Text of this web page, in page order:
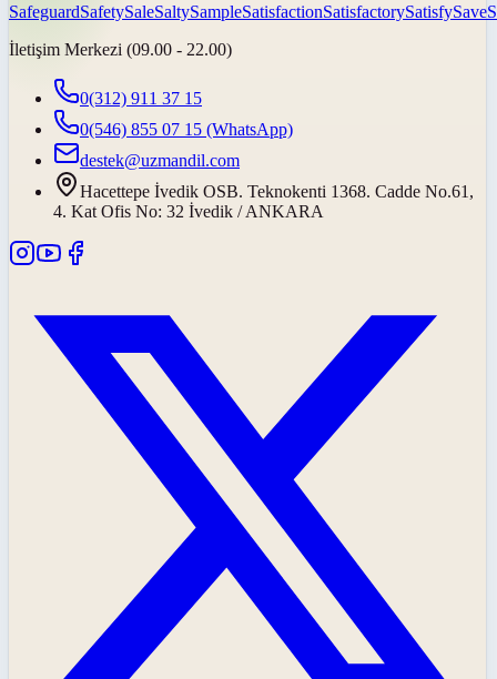
SafeguardSafetySaleSaltySampleSatisfactionSatisfactorySatisfySave
İletişim Merkezi (09.00 - 22.00)
0(312) 911 37 15
0(546) 855 07 15 (WhatsApp)
destek@uzmandil.com
Hacettepe İvedik OSB. Teknokenti 1368. Cadde No.61,
4. Kat Ofis No: 32 İvedik / ANKARA